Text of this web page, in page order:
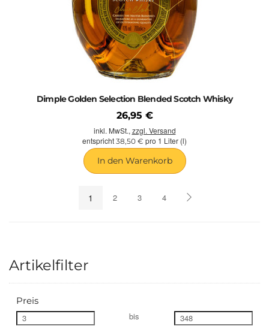
Dimple Golden Selection Blended Scotch Whisky
26,95 €
inkl. MwSt., zzgl. Versand
entspricht 38,50 € pro 1 Liter (l)
In den Warenkorb
1 2 3 4
Artikelfilter
Preis
bis